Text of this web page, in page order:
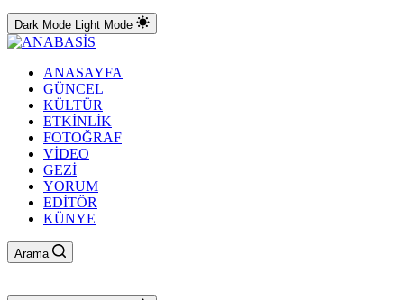
Dark Mode Light Mode
ANASAYFA
GÜNCEL
KÜLTÜR
ETKİNLİK
FOTOĞRAF
VİDEO
GEZİ
YORUM
EDİTÖR
KÜNYE
Arama